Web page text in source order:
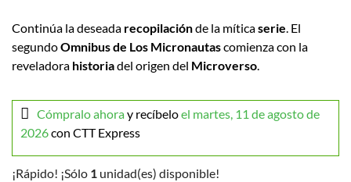
Continúa la deseada recopilaciónde la míticaserie. El
segundoOmnibus de Los Micronautascomienza con la
reveladora historiadel origen del Microverso.
Cómpralo ahoray recíbeloel martes, 11 de agosto de
2026con CTT Express
¡Rápido! ¡Sólo 1 unidad(es) disponible!